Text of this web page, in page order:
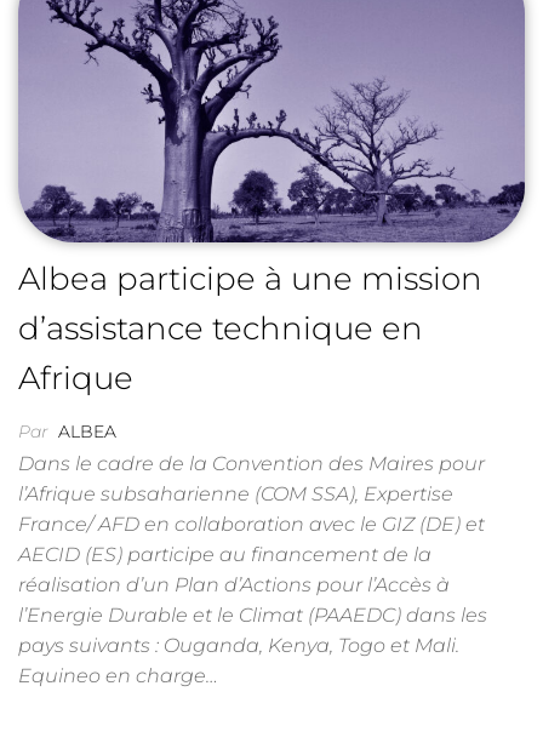
Albea participe à une mission
d’assistance technique en
Afrique
Par ALBEA
Dans le cadre de la Convention des Maires pour
l’Afrique subsaharienne (COM SSA), Expertise
France/ AFD en collaboration avec le GIZ (DE) et
AECID (ES) participe au financement de la
réalisation d’un Plan d’Actions pour l’Accès à
l’Energie Durable et le Climat (PAAEDC) dans les
pays suivants : Ouganda, Kenya, Togo et Mali.
Equineo en charge…